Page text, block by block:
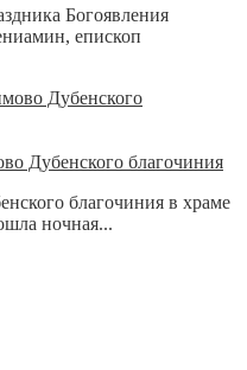
Богоявления
епископ
Дубенского благочиния
благочиния в храме
ночная...